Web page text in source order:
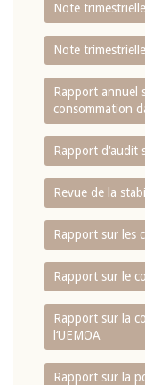
Note
Note
Rapport annuel
consommation
Rapport d‘audit
Revue de la
Rapport sur les
Rapport sur le
Rapport sur la
l‘UEMOA
Rapport sur la